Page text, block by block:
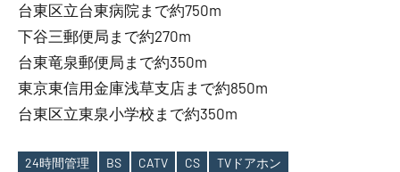
台東区立台東病院まで約750m
下谷三郵便局まで約270m
台東竜泉郵便局まで約350m
東京東信用金庫浅草支店まで約850m
台東区立東泉小学校まで約350m
24時間管理 BS CATV CS
TVドアホン